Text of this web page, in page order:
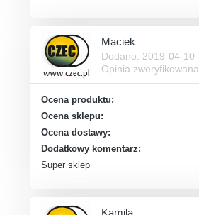
Maciek
Dodano: 2019-04-10
Opinia zweryfikowana
Ocena produktu:
Ocena sklepu:
Ocena dostawy:
Dodatkowy komentarz:
Super sklep
Kamila